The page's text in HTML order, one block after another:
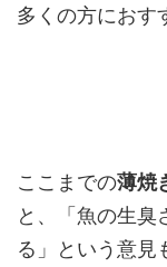
多くの方におす
ここまでの薄焼
と、「魚の生臭
る」という意見